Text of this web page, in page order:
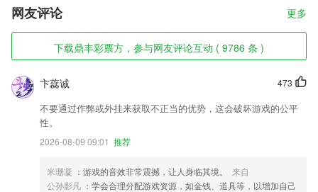
网友评论 更多
下载鼎丰彩票方，参与网友评论互动 ( 9786 条 )
473
卞蕊诚
不要通过作弊或外挂来获取不正当的优势，这会破坏游戏的公平
性。
2026-08-09 09:01 推荐
米珊凝 ：游戏的音效非常震撼，让人身临其境。
来自
公孙影凡 ：学会合理分配游戏资源，如金钱、道具等，以增加自己